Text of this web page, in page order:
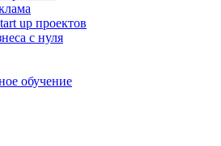
up проектов
с нуля
обучение